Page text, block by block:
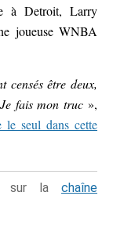
à Detroit, Larry
joueuse WNBA
censés être deux,
fais mon truc »,
le seul dans cette
sur la chaîne